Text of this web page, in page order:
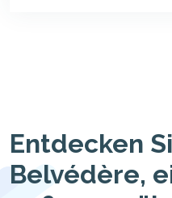
Entdecken
Belvédère,